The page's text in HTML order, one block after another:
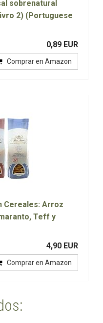
sobrenatural
2) (Portuguese
0,89 EUR
Comprar en Amazon
Cereales: Arroz
Teff y
4,90 EUR
Comprar en Amazon